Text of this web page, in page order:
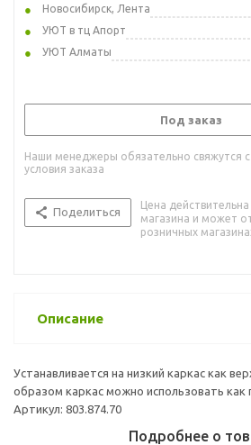
Новосибирск, Лента
УЮТ в тц Апорт
УЮТ Алматы
Под заказ
Наши менеджеры обязательно свяжутся
условия заказа
Поделиться
Цена
магазина и может
розничных
Описание
Устанавливается на низкий каркас как
образом каркас можно использовать как
Артикул: 803.874.70
Подробнее о